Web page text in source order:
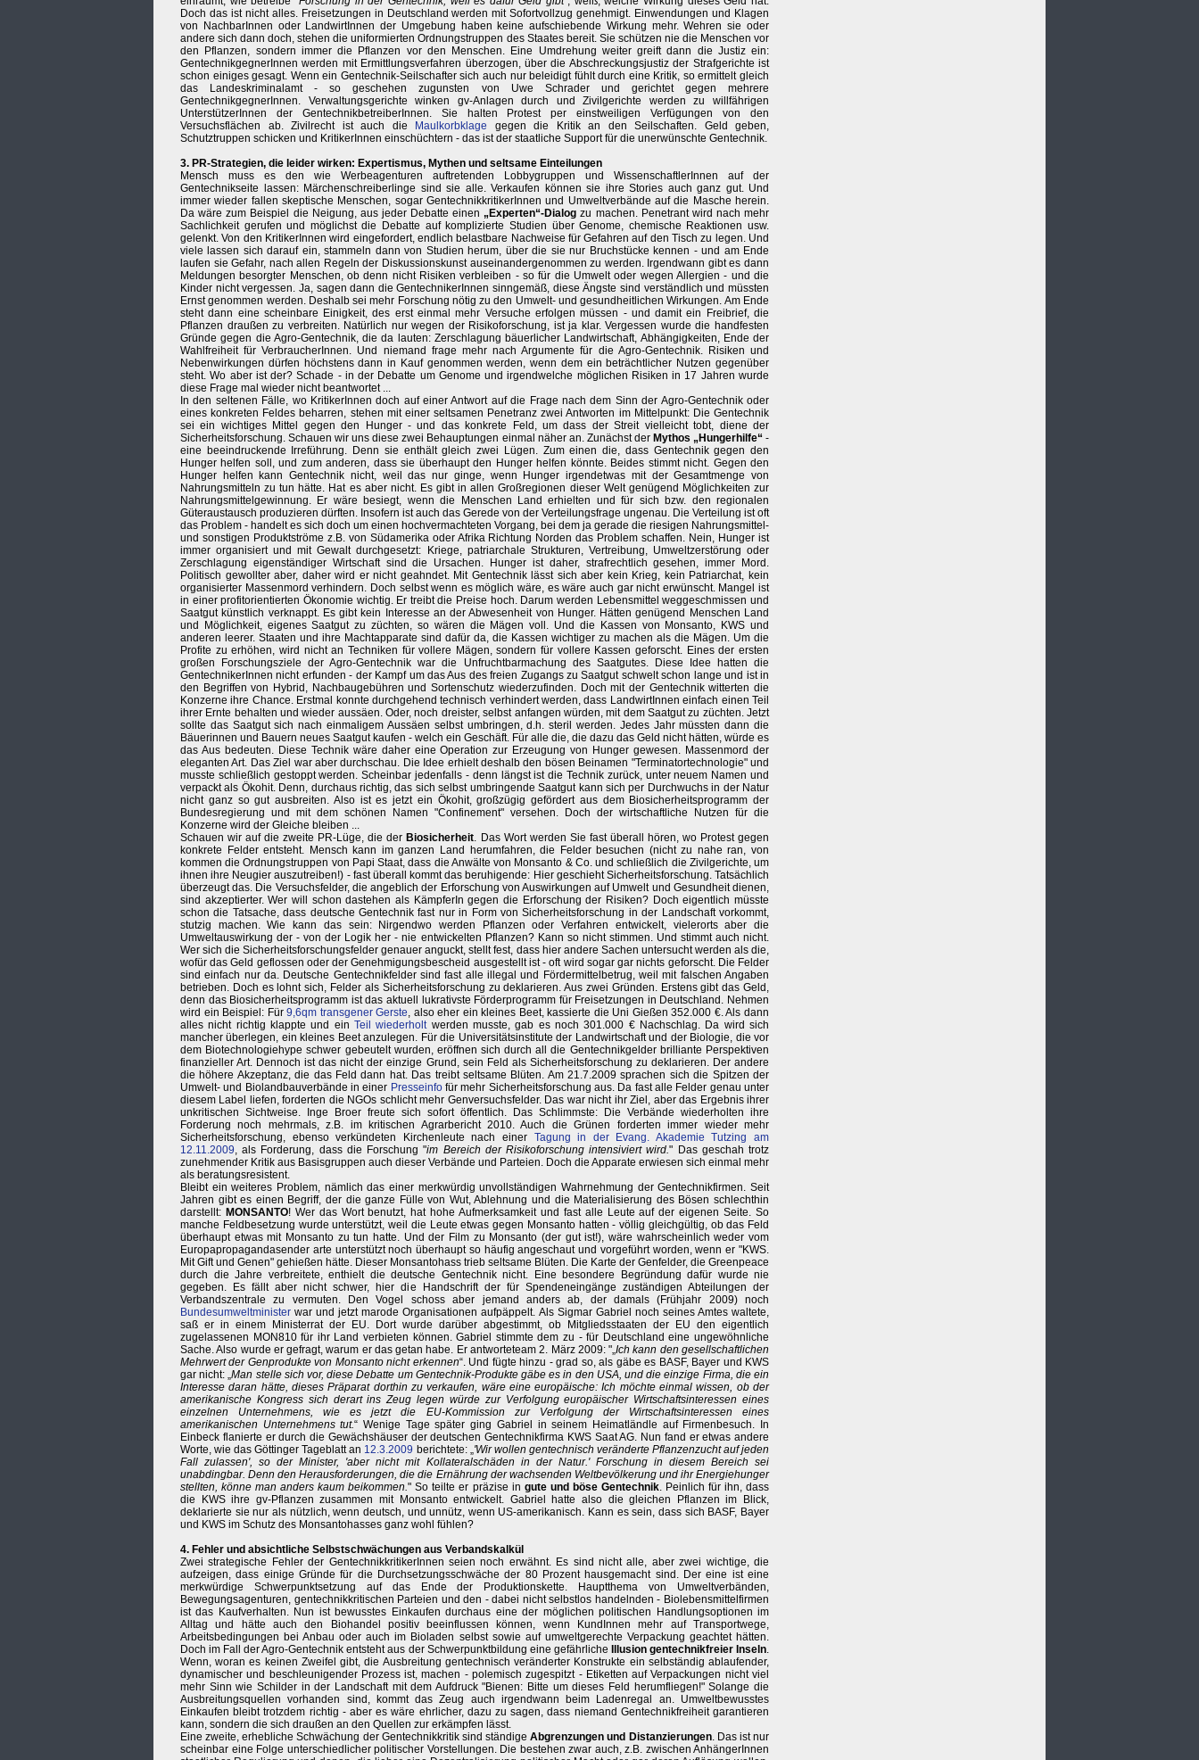
Doch das ist nicht alles. Freisetzungen in Deutschland werden mit Sofortvollzug genehmigt. Einwendungen und Klagen
von NachbarInnen oder LandwirtInnen der Umgebung haben keine aufschiebende Wirkung mehr. Wehren sie oder
andere sich dann doch, stehen die uniformierten Ordnungstruppen des Staates bereit. Sie schützen nie die Menschen vor
den Pflanzen, sondern immer die Pflanzen vor den Menschen. Eine Umdrehung weiter greift dann die Justiz ein:
GentechnikgegnerInnen werden mit Ermittlungsverfahren überzogen, über die Abschreckungsjustiz der Strafgerichte ist
schon einiges gesagt. Wenn ein Gentechnik-Seilschafter sich auch nur beleidigt fühlt durch eine Kritik, so ermittelt gleich
das Landeskriminalamt - so geschehen zugunsten von Uwe Schrader und gerichtet gegen mehrere
GentechnikgegnerInnen. Verwaltungsgerichte winken gv-Anlagen durch und Zivilgerichte werden zu willfährigen
UnterstützerInnen der GentechnikbetreiberInnen. Sie halten Protest per einstweiligen Verfügungen von den
Versuchsflächen ab. Zivilrecht ist auch die
Maulkorbklage gegen die Kritik an den Seilschaften. Geld geben,
Schutztruppen schicken und KritikerInnen einschüchtern - das ist der staatliche Support für die unerwünschte Gentechnik.
3. PR-Strategien, die leider wirken: Expertismus, Mythen und seltsame Einteilungen
Mensch muss es den wie Werbeagenturen auftretenden Lobbygruppen und WissenschaftlerInnen auf der
Gentechnikseite lassen: Märchenschreiberlinge sind sie alle. Verkaufen können sie ihre Stories auch ganz gut. Und
immer wieder fallen skeptische Menschen, sogar GentechnikkritikerInnen und Umweltverbände auf die Masche herein.
Da wäre zum Beispiel die Neigung, aus jeder Debatte einen „Experten“-Dialog zu machen. Penetrant wird nach mehr
Sachlichkeit gerufen und möglichst die Debatte auf komplizierte Studien über Genome, chemische Reaktionen usw.
gelenkt. Von den KritikerInnen wird eingefordert, endlich belastbare Nachweise für Gefahren auf den Tisch zu legen. Und
viele lassen sich darauf ein, stammeln dann von Studien herum, über die sie nur Bruchstücke kennen - und am Ende
laufen sie Gefahr, nach allen Regeln der Diskussionskunst auseinandergenommen zu werden. Irgendwann gibt es dann
Meldungen besorgter Menschen, ob denn nicht Risiken verbleiben - so für die Umwelt oder wegen Allergien - und die
Kinder nicht vergessen. Ja, sagen dann die GentechnikerInnen sinngemäß, diese Ängste sind verständlich und müssten
Ernst genommen werden. Deshalb sei mehr Forschung nötig zu den Umwelt- und gesundheitlichen Wirkungen. Am Ende
steht dann eine scheinbare Einigkeit, des erst einmal mehr Versuche erfolgen müssen - und damit ein Freibrief, die
Pflanzen draußen zu verbreiten. Natürlich nur wegen der Risikoforschung, ist ja klar. Vergessen wurde die handfesten
Gründe gegen die Agro-Gentechnik, die da lauten: Zerschlagung bäuerlicher Landwirtschaft, Abhängigkeiten, Ende der
Wahlfreiheit für VerbraucherInnen. Und niemand frage mehr nach Argumente für die Agro-Gentechnik. Risiken und
Nebenwirkungen dürfen höchstens dann in Kauf genommen werden, wenn dem ein beträchtlicher Nutzen gegenüber
steht. Wo aber ist der? Schade - in der Debatte um Genome und irgendwelche möglichen Risiken in 17 Jahren wurde
diese Frage mal wieder nicht beantwortet ...
In den seltenen Fälle, wo KritikerInnen doch auf einer Antwort auf die Frage nach dem Sinn der Agro-Gentechnik oder
eines konkreten Feldes beharren, stehen mit einer seltsamen Penetranz zwei Antworten im Mittelpunkt: Die Gentechnik
sei ein wichtiges Mittel gegen den Hunger - und das konkrete Feld, um dass der Streit vielleicht tobt, diene der
Sicherheitsforschung. Schauen wir uns diese zwei Behauptungen einmal näher an. Zunächst der Mythos „Hungerhilfe“ -
eine beeindruckende Irreführung. Denn sie enthält gleich zwei Lügen. Zum einen die, dass Gentechnik gegen den
Hunger helfen soll, und zum anderen, dass sie überhaupt den Hunger helfen könnte. Beides stimmt nicht. Gegen den
Hunger helfen kann Gentechnik nicht, weil das nur ginge, wenn Hunger irgendetwas mit der Gesamtmenge von
Nahrungsmitteln zu tun hätte. Hat es aber nicht. Es gibt in allen Großregionen dieser Welt genügend Möglichkeiten zur
Nahrungsmittelgewinnung. Er wäre besiegt, wenn die Menschen Land erhielten und für sich bzw. den regionalen
Güteraustausch produzieren dürften. Insofern ist auch das Gerede von der Verteilungsfrage ungenau. Die Verteilung ist oft
das Problem - handelt es sich doch um einen hochvermachteten Vorgang, bei dem ja gerade die riesigen Nahrungsmittel-
und sonstigen Produktströme z.B. von Südamerika oder Afrika Richtung Norden das Problem schaffen. Nein, Hunger ist
immer organisiert und mit Gewalt durchgesetzt: Kriege, patriarchale Strukturen, Vertreibung, Umweltzerstörung oder
Zerschlagung eigenständiger Wirtschaft sind die Ursachen. Hunger ist daher, strafrechtlich gesehen, immer Mord.
Politisch gewollter aber, daher wird er nicht geahndet. Mit Gentechnik lässt sich aber kein Krieg, kein Patriarchat, kein
organisierter Massenmord verhindern. Doch selbst wenn es möglich wäre, es wäre auch gar nicht erwünscht. Mangel ist
in einer profitorientierten Ökonomie wichtig. Er treibt die Preise hoch. Darum werden Lebensmittel weggeschmissen und
Saatgut künstlich verknappt. Es gibt kein Interesse an der Abwesenheit von Hunger. Hätten genügend Menschen Land
und Möglichkeit, eigenes Saatgut zu züchten, so wären die Mägen voll. Und die Kassen von Monsanto, KWS und
anderen leerer. Staaten und ihre Machtapparate sind dafür da, die Kassen wichtiger zu machen als die Mägen. Um die
Profite zu erhöhen, wird nicht an Techniken für vollere Mägen, sondern für vollere Kassen geforscht. Eines der ersten
großen Forschungsziele der Agro-Gentechnik war die Unfruchtbarmachung des Saatgutes. Diese Idee hatten die
GentechnikerInnen nicht erfunden - der Kampf um das Aus des freien Zugangs zu Saatgut schwelt schon lange und ist in
den Begriffen von Hybrid, Nachbaugebühren und Sortenschutz wiederzufinden. Doch mit der Gentechnik witterten die
Konzerne ihre Chance. Erstmal konnte durchgehend technisch verhindert werden, dass LandwirtInnen einfach einen Teil
ihrer Ernte behalten und wieder aussäen. Oder, noch dreister, selbst anfangen würden, mit dem Saatgut zu züchten. Jetzt
sollte das Saatgut sich nach einmaligem Aussäen selbst umbringen, d.h. steril werden. Jedes Jahr müssten dann die
Bäuerinnen und Bauern neues Saatgut kaufen - welch ein Geschäft. Für alle die, die dazu das Geld nicht hätten, würde es
das Aus bedeuten. Diese Technik wäre daher eine Operation zur Erzeugung von Hunger gewesen. Massenmord der
eleganten Art. Das Ziel war aber durchschau. Die Idee erhielt deshalb den bösen Beinamen "Terminatortechnologie" und
musste schließlich gestoppt werden. Scheinbar jedenfalls - denn längst ist die Technik zurück, unter neuem Namen und
verpackt als Ökohit. Denn, durchaus richtig, das sich selbst umbringende Saatgut kann sich per Durchwuchs in der Natur
nicht ganz so gut ausbreiten. Also ist es jetzt ein Ökohit, großzügig gefördert aus dem Biosicherheitsprogramm der
Bundesregierung und mit dem schönen Namen "Confinement" versehen. Doch der wirtschaftliche Nutzen für die
Konzerne wird der Gleiche bleiben ...
Schauen wir auf die zweite PR-Lüge, die der Biosicherheit. Das Wort werden Sie fast überall hören, wo Protest gegen
konkrete Felder entsteht. Mensch kann im ganzen Land herumfahren, die Felder besuchen (nicht zu nahe ran, von
kommen die Ordnungstruppen von Papi Staat, dass die Anwälte von Monsanto & Co. und schließlich die Zivilgerichte, um
ihnen ihre Neugier auszutreiben!) - fast überall kommt das beruhigende: Hier geschieht Sicherheitsforschung. Tatsächlich
überzeugt das. Die Versuchsfelder, die angeblich der Erforschung von Auswirkungen auf Umwelt und Gesundheit dienen,
sind akzeptierter. Wer will schon dastehen als KämpferIn gegen die Erforschung der Risiken? Doch eigentlich müsste
schon die Tatsache, dass deutsche Gentechnik fast nur in Form von Sicherheitsforschung in der Landschaft vorkommt,
stutzig machen. Wie kann das sein: Nirgendwo werden Pflanzen oder Verfahren entwickelt, vielerorts aber die
Umweltauswirkung der - von der Logik her - nie entwickelten Pflanzen? Kann so nicht stimmen. Und stimmt auch nicht.
Wer sich die Sicherheitsforschungsfelder genauer anguckt, stellt fest, dass hier andere Sachen untersucht werden als die,
wofür das Geld geflossen oder der Genehmigungsbescheid ausgestellt ist - oft wird sogar gar nichts geforscht. Die Felder
sind einfach nur da. Deutsche Gentechnikfelder sind fast alle illegal und Fördermittelbetrug, weil mit falschen Angaben
betrieben. Doch es lohnt sich, Felder als Sicherheitsforschung zu deklarieren. Aus zwei Gründen. Erstens gibt das Geld,
denn das Biosicherheitsprogramm ist das aktuell lukrativste Förderprogramm für Freisetzungen in Deutschland. Nehmen
wird ein Beispiel: Für9,6qm transgener Gerste, also eher ein kleines Beet, kassierte die Uni Gießen 352.000 €. Als dann
alles nicht richtig klappte und ein Teil wiederholtwerden musste, gab es noch 301.000 € Nachschlag. Da wird sich
mancher überlegen, ein kleines Beet anzulegen. Für die Universitätsinstitute der Landwirtschaft und der Biologie, die vor
dem Biotechnologiehype schwer gebeutelt wurden, eröffnen sich durch all die Gentechnikgelder brilliante Perspektiven
finanzieller Art. Dennoch ist das nicht der einzige Grund, sein Feld als Sicherheitsforschung zu deklarieren. Der andere
die höhere Akzeptanz, die das Feld dann hat. Das treibt seltsame Blüten. Am 21.7.2009 sprachen sich die Spitzen der
Umwelt- und Biolandbauverbände in einer Presseinfofür mehr Sicherheitsforschung aus. Da fast alle Felder genau unter
diesem Label liefen, forderten die NGOs schlicht mehr Genversuchsfelder. Das war nicht ihr Ziel, aber das Ergebnis ihrer
unkritischen Sichtweise. Inge Broer freute sich sofort öffentlich. Das Schlimmste: Die Verbände wiederholten ihre
Forderung noch mehrmals, z.B. im kritischen Agrarbericht 2010. Auch die Grünen forderten immer wieder mehr
Sicherheitsforschung, ebenso verkündeten Kirchenleute nach einer Tagung in der Evang. Akademie Tutzing am
12.11.2009, als Forderung, dass die Forschung "im Bereich der Risikoforschung intensiviert wird." Das geschah trotz
zunehmender Kritik aus Basisgruppen auch dieser Verbände und Parteien. Doch die Apparate erwiesen sich einmal mehr
als beratungsresistent.
Bleibt ein weiteres Problem, nämlich das einer merkwürdig unvollständigen Wahrnehmung der Gentechnikfirmen. Seit
Jahren gibt es einen Begriff, der die ganze Fülle von Wut, Ablehnung und die Materialisierung des Bösen schlechthin
darstellt: MONSANTO! Wer das Wort benutzt, hat hohe Aufmerksamkeit und fast alle Leute auf der eigenen Seite. So
manche Feldbesetzung wurde unterstützt, weil die Leute etwas gegen Monsanto hatten - völlig gleichgültig, ob das Feld
überhaupt etwas mit Monsanto zu tun hatte. Und der Film zu Monsanto (der gut ist!), wäre wahrscheinlich weder vom
Europapropagandasender arte unterstützt noch überhaupt so häufig angeschaut und vorgeführt worden, wenn er "KWS.
Mit Gift und Genen" gehießen hätte. Dieser Monsantohass trieb seltsame Blüten. Die Karte der Genfelder, die Greenpeace
durch die Jahre verbreitete, enthielt die deutsche Gentechnik nicht. Eine besondere Begründung dafür wurde nie
gegeben. Es fällt aber nicht schwer, hier die Handschrift der für Spendeneingänge zuständigen Abteilungen der
Verbandszentrale zu vermuten. Den Vogel schoss aber jemand anders ab, der damals (Frühjahr 2009) noch
Bundesumweltminister war und jetzt marode Organisationen aufpäppelt. Als Sigmar Gabriel noch seines Amtes waltete,
saß er in einem Ministerrat der EU. Dort wurde darüber abgestimmt, ob Mitgliedsstaaten der EU den eigentlich
zugelassenen MON810 für ihr Land verbieten können. Gabriel stimmte dem zu - für Deutschland eine ungewöhnliche
Sache. Also wurde er gefragt, warum er das getan habe. Er antworteteam 2. März 2009: "„Ich kann den gesellschaftlichen
Mehrwert der Genprodukte von Monsanto nicht erkennen“. Und fügte hinzu - grad so, als gäbe es BASF, Bayer und KWS
gar nicht: „Man stelle sich vor, diese Debatte um Gentechnik-Produkte gäbe es in den USA, und die einzige Firma, die ein
Interesse daran hätte, dieses Präparat dorthin zu verkaufen, wäre eine europäische: Ich möchte einmal wissen, ob der
amerikanische Kongress sich derart ins Zeug legen würde zur Verfolgung europäischer Wirtschaftsinteressen eines
einzelnen Unternehmens, wie es jetzt die EU-Kommission zur Verfolgung der Wirtschaftsinteressen eines
amerikanischen Unternehmens tut.“ Wenige Tage später ging Gabriel in seinem Heimatländle auf Firmenbesuch. In
Einbeck flanierte er durch die Gewächshäuser der deutschen Gentechnikfirma KWS Saat AG. Nun fand er etwas andere
Worte, wie das Göttinger Tageblatt an 12.3.2009 berichtete: „'Wir wollen gentechnisch veränderte Pflanzenzucht auf jeden
Fall zulassen', so der Minister, 'aber nicht mit Kollateralschäden in der Natur.' Forschung in diesem Bereich sei
unabdingbar. Denn den Herausforderungen, die die Ernährung der wachsenden Weltbevölkerung und ihr Energiehunger
stellten, könne man anders kaum beikommen." So teilte er präzise in gute und böse Gentechnik. Peinlich für ihn, dass
die KWS ihre gv-Pflanzen zusammen mit Monsanto entwickelt. Gabriel hatte also die gleichen Pflanzen im Blick,
deklarierte sie nur als nützlich, wenn deutsch, und unnütz, wenn US-amerikanisch. Kann es sein, dass sich BASF, Bayer
und KWS im Schutz des Monsantohasses ganz wohl fühlen?
4. Fehler und absichtliche Selbstschwächungen aus Verbandskalkül
Zwei strategische Fehler der GentechnikkritikerInnen seien noch erwähnt. Es sind nicht alle, aber zwei wichtige, die
aufzeigen, dass einige Gründe für die Durchsetzungsschwäche der 80 Prozent hausgemacht sind. Der eine ist eine
merkwürdige Schwerpunktsetzung auf das Ende der Produktionskette. Hauptthema von Umweltverbänden,
Bewegungsagenturen, gentechnikkritischen Parteien und den - dabei nicht selbstlos handelnden - Biolebensmittelfirmen
ist das Kaufverhalten. Nun ist bewusstes Einkaufen durchaus eine der möglichen politischen Handlungsoptionen im
Alltag und hätte auch den Biohandel positiv beeinflussen können, wenn KundInnen mehr auf Transportwege,
Arbeitsbedingungen bei Anbau oder auch im Bioladen selbst sowie auf umweltgerechte Verpackung geachtet hätten.
Doch im Fall der Agro-Gentechnik entsteht aus der Schwerpunktbildung eine gefährliche
Illusion gentechnikfreier Inseln.
Wenn, woran es keinen Zweifel gibt, die Ausbreitung gentechnisch veränderter Konstrukte ein selbständig ablaufender,
dynamischer und beschleunigender Prozess ist, machen - polemisch zugespitzt - Etiketten auf Verpackungen nicht viel
mehr Sinn wie Schilder in der Landschaft mit dem Aufdruck "Bienen: Bitte um dieses Feld herumfliegen!" Solange die
Ausbreitungsquellen vorhanden sind, kommt das Zeug auch irgendwann beim Ladenregal an. Umweltbewusstes
Einkaufen bleibt trotzdem richtig - aber es wäre ehrlicher, dazu zu sagen, dass niemand Gentechnikfreiheit garantieren
kann, sondern die sich draußen an den Quellen zur erkämpfen lässt.
Eine zweite, erhebliche Schwächung der Gentechnikkritik sind ständigeAbgrenzungen und Distanzierungen. Das ist nur
scheinbar eine Folge unterschiedlicher politischer Vorstellungen. Die bestehen zwar auch, z.B. zwischen AnhängerInnen